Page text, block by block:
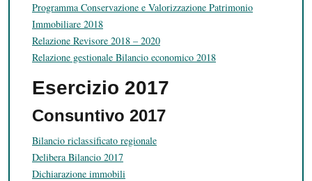
Programma Conservazione e Valorizzazione Patrimonio
Immobiliare 2018
Relazione Revisore 2018 – 2020
Relazione gestionale Bilancio economico 2018
Esercizio 2017
Consuntivo 2017
Bilancio riclassificato regionale
Delibera Bilancio 2017
Dichiarazione immobili